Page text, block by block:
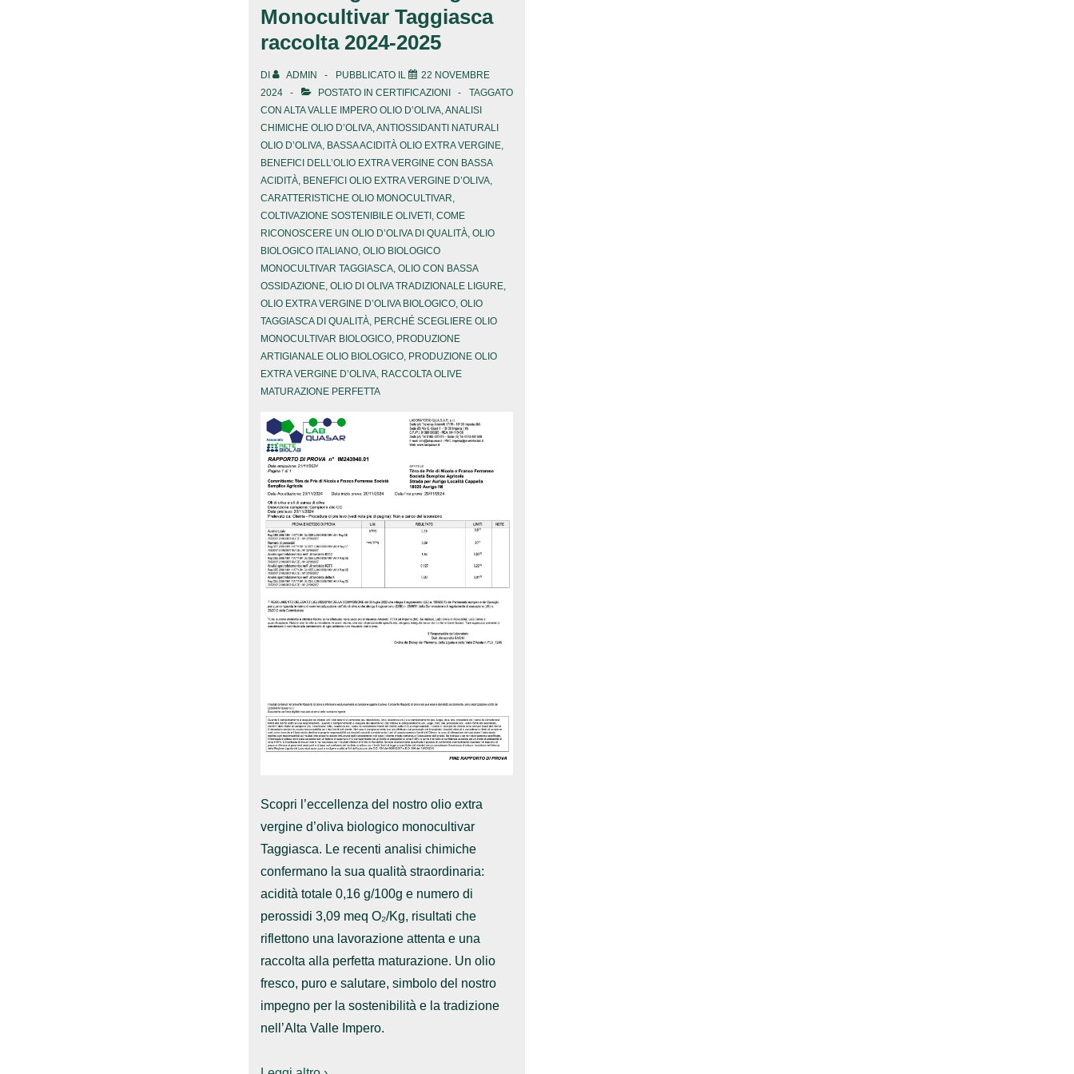
Monocultivar Taggiasca
raccolta 2024-2025
DI ADMIN PUBBLICATO IL
22 NOVEMBRE
2024
POSTATO IN CERTIFICAZIONI
TAGGATO
CON ALTA VALLE IMPERO OLIO D’OLIVA, ANALISI
CHIMICHE OLIO D’OLIVA, ANTIOSSIDANTI NATURALI
OLIO D’OLIVA, BASSA ACIDITÀ OLIO EXTRA VERGINE,
BENEFICI DELL’OLIO EXTRA VERGINE CON BASSA
ACIDITÀ, BENEFICI OLIO EXTRA VERGINE D’OLIVA,
CARATTERISTICHE OLIO MONOCULTIVAR
COLTIVAZIONE SOSTENIBILE OLIVETI, COME
RICONOSCERE UN OLIO D’OLIVA DI QUALITÀ, OLIO
BIOLOGICO ITALIANO, OLIO BIOLOGICO
MONOCULTIVAR TAGGIASCA, OLIO CON BASSA
OSSIDAZIONE, OLIO DI OLIVA TRADIZIONALE LIGURE,
OLIO EXTRA VERGINE D’OLIVA BIOLOGICO, OLIO
TAGGIASCA DI QUALITÀ, PERCHÉ SCEGLIERE OLIO
MONOCULTIVAR BIOLOGICO, PRODUZIONE
ARTIGIANALE OLIO BIOLOGICO, PRODUZIONE OLIO
EXTRA VERGINE D’OLIVA, RACCOLTA OLIVE
MATURAZIONE PERFETTA
Scopri l’eccellenza del nostro olio extra
vergine d’oliva biologico monocultivar
Taggiasca. Le recenti analisi chimiche
confermano la sua qualità straordinaria:
acidità totale 0,16 g/100g e numero di
perossidi 3,09 meq O₂/Kg, risultati che
riflettono una lavorazione attenta e una
raccolta alla perfetta maturazione. Un olio
fresco, puro e salutare, simbolo del nostro
impegno per la sostenibilità e la tradizione
nell’Alta Valle Impero.